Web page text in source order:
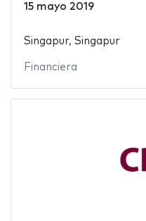
15 mayo 2019
Singapur, Singapur
Financiera